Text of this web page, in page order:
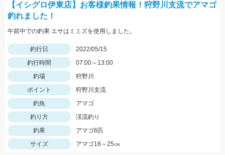
【イシグロ伊東店】お客様釣果情報！狩野川支流でアマゴ
釣れました！
午前中での釣果 エサはミミズを使用しました。
釣行日
2022/05/15
釣行時間
07:00～13:00
釣場
狩野川
ポイント
狩野川支流
釣魚
アマゴ
釣り方
渓流釣り
釣果
アマゴ6匹
サイズ
アマゴ18～25㎝